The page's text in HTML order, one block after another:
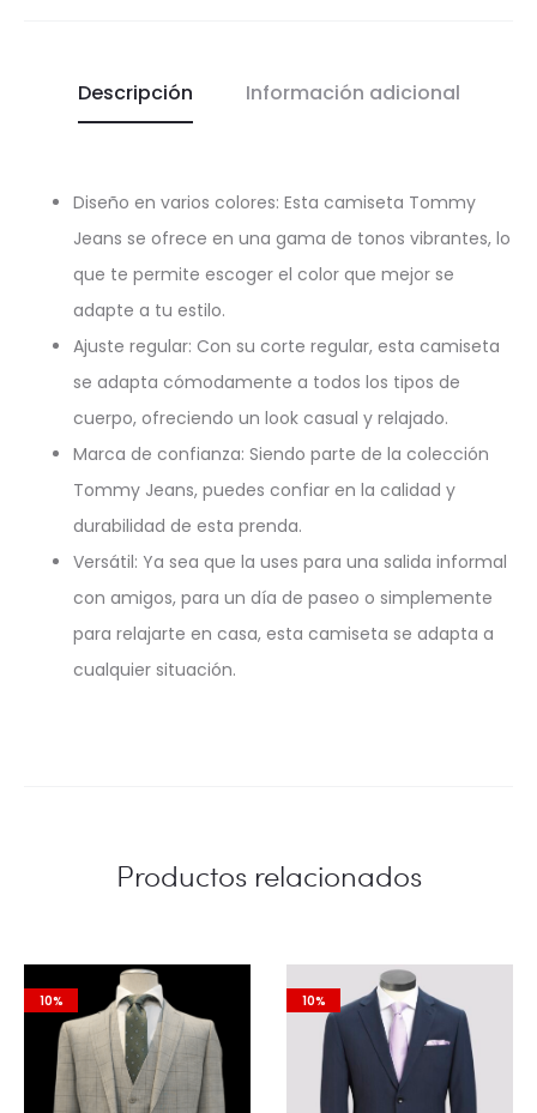
Descripción Información adicional
Diseño en varios colores: Esta camiseta Tommy
Jeans se ofrece en una gama de tonos vibrantes, lo
que te permite escoger el color que mejor se
adapte a tu estilo.
Ajuste regular: Con su corte regular, esta camiseta
se adapta cómodamente a todos los tipos de
cuerpo, ofreciendo un look casual y relajado.
Marca de confianza: Siendo parte de la colección
Tommy Jeans, puedes confiar en la calidad y
durabilidad de esta prenda.
Versátil: Ya sea que la uses para una salida informal
con amigos, para un día de paseo o simplemente
para relajarte en casa, esta camiseta se adapta a
cualquier situación.
Productos relacionados
10% 10%